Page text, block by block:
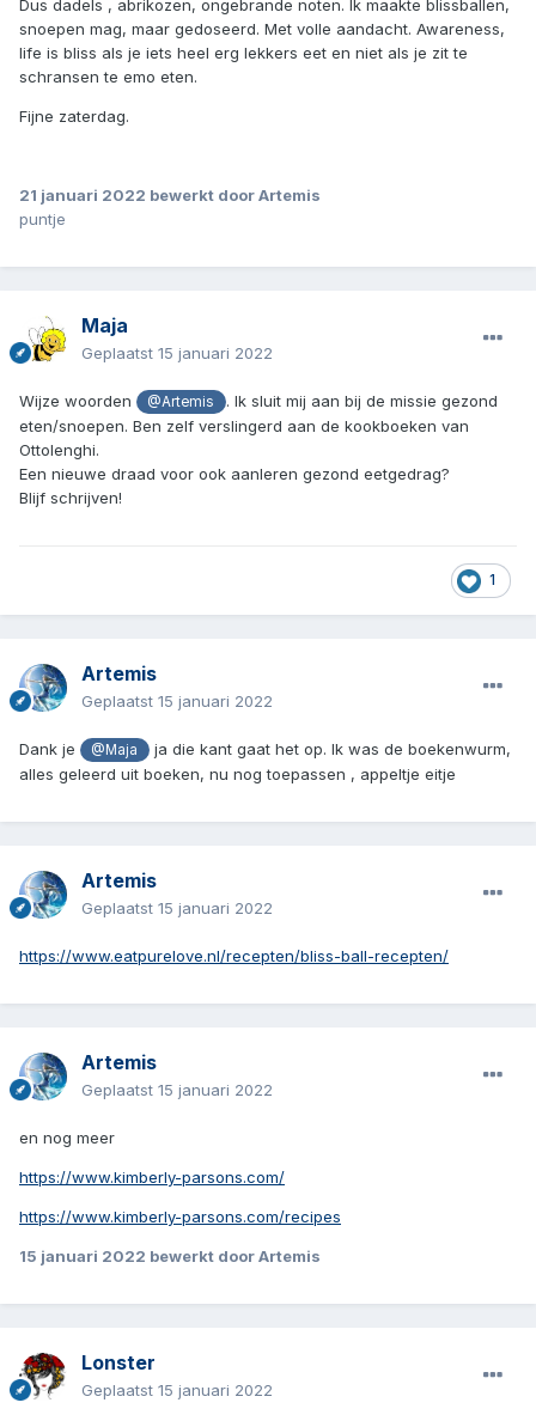
Dus dadels , abrikozen, ongebrande noten. Ik maakte blissballen,
snoepen mag, maar gedoseerd. Met volle aandacht. Awareness,
life is bliss als je iets heel erg lekkers eet en niet als je zit te
schransen te emo eten.
Fijne zaterdag.
21 januari 2022 bewerkt door Artemis
puntje
Maja
Geplaatst 15 januari 2022
Wijze woorden @Artemis
. Ik sluit mij aan bij de missie gezond
eten/snoepen. Ben zelf verslingerd aan de kookboeken van
Ottolenghi.
Een nieuwe draad voor ook aanleren gezond eetgedrag?
Blijf schrijven!
1
Artemis
Geplaatst 15 januari 2022
Dank je @Maja
ja die kant gaat het op. Ik was de boekenwurm,
alles geleerd uit boeken, nu nog toepassen , appeltje eitje
Artemis
Geplaatst 15 januari 2022
https://www.eatpurelove.nl/recepten/bliss-ball-recepten/
Artemis
Geplaatst 15 januari 2022
en nog meer
https://www.kimberly-parsons.com/
https://www.kimberly-parsons.com/recipes
15 januari 2022 bewerkt door Artemis
Lonster
Geplaatst 15 januari 2022